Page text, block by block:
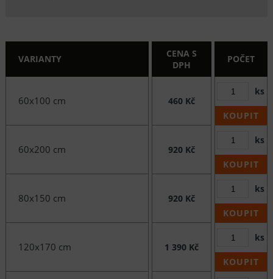
VARIANTY
CENA S
DPH
POČET
60x100 cm 460 Kč
ks
KOUPIT
60x200 cm 920 Kč
ks
KOUPIT
80x150 cm 920 Kč
ks
KOUPIT
120x170 cm 1 390 Kč
ks
KOUPIT